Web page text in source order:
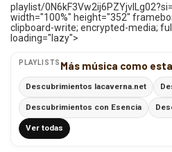
playlist/
width="100%" height="352"
clipboard-write; encrypted-media;
loading="lazy">
PLAYLISTS Más música como esta
Descubrimientos lacaverna.net
Descubrimientos con Esencia
Ver todas